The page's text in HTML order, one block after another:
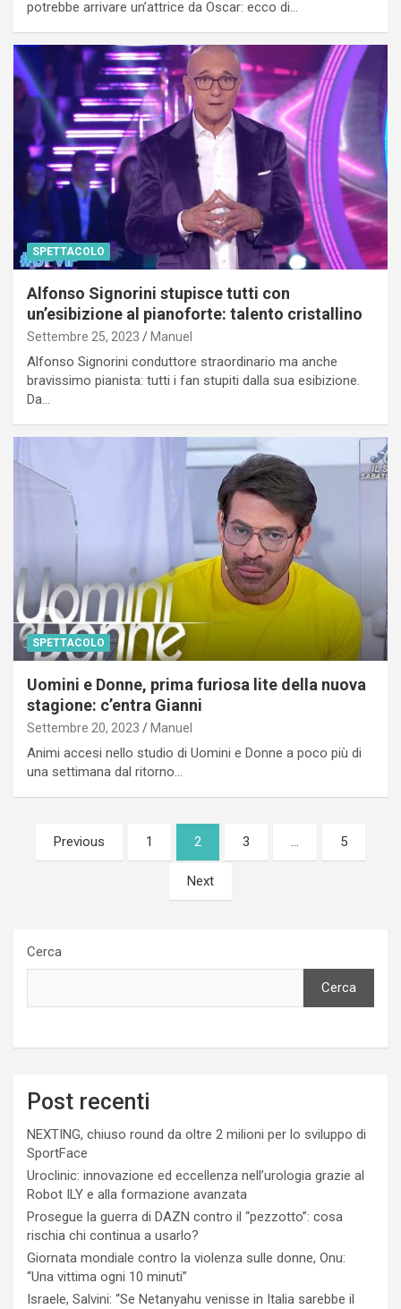
potrebbe arrivare un’attrice da Oscar: ecco di…
SPETTACOLO
Alfonso Signorini stupisce tutti con
un’esibizione al pianoforte: talento cristallino
Settembre 25, 2023 Manuel
Alfonso Signorini conduttore straordinario ma anche
bravissimo pianista: tutti i fan stupiti dalla sua esibizione.
Da…
SPETTACOLO
Uomini e Donne, prima furiosa lite della nuova
stagione: c’entra Gianni
Settembre 20, 2023 Manuel
Animi accesi nello studio di Uomini e Donne a poco più di
una settimana dal ritorno…
Paginazione
degli
Previous 1 2 3 … 5
Next
Cerca
Cerca
Post recenti
NEXTING, chiuso round da oltre 2 milioni per lo sviluppo di
SportFace
Uroclinic: innovazione ed eccellenza nell’urologia grazie al
Robot ILY e alla formazione avanzata
Prosegue la guerra di DAZN contro il “pezzotto”: cosa
rischia chi continua a usarlo?
Giornata mondiale contro la violenza sulle donne, Onu:
“Una vittima ogni 10 minuti”
Israele, Salvini: “Se Netanyahu venisse in Italia sarebbe il